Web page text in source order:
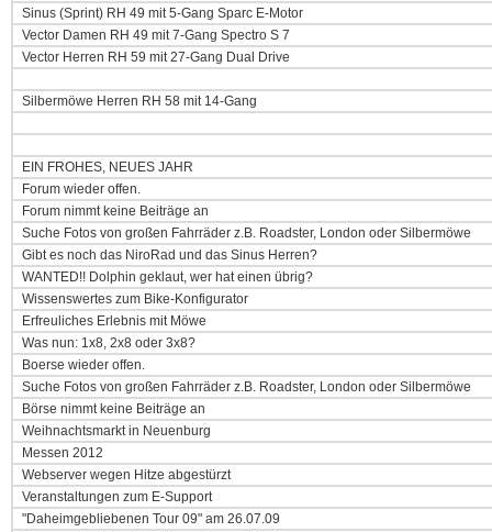
Sinus (Sprint) RH 49 mit 5-Gang Sparc E-Motor
Vector Damen RH 49 mit 7-Gang Spectro S 7
Vector Herren RH 59 mit 27-Gang Dual Drive
Silbermöwe Herren RH 58 mit 14-Gang
EIN FROHES, NEUES JAHR
Forum wieder offen.
Forum nimmt keine Beiträge an
Suche Fotos von großen Fahrräder z.B. Roadster, London oder Silbermöwe
Gibt es noch das NiroRad und das Sinus Herren?
WANTED!! Dolphin geklaut, wer hat einen übrig?
Wissenswertes zum Bike-Konfigurator
Erfreuliches Erlebnis mit Möwe
Was nun: 1x8, 2x8 oder 3x8?
Boerse wieder offen.
Suche Fotos von großen Fahrräder z.B. Roadster, London oder Silbermöwe
Börse nimmt keine Beiträge an
Weihnachtsmarkt in Neuenburg
Messen 2012
Webserver wegen Hitze abgestürzt
Veranstaltungen zum E-Support
"Daheimgebliebenen Tour 09" am 26.07.09